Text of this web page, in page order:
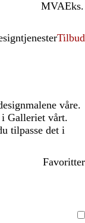
MVAInkl.
Eks.
Tilbud
våre.
i Galleriet vårt.
tilpasse det i
Favoritter